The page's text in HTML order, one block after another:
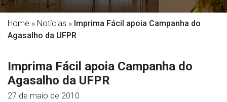
Home » Notícias » Imprima Fácil apoia Campanha do
Agasalho da UFPR
Imprima Fácil apoia Campanha do
Agasalho da UFPR
27 de maio de 2010